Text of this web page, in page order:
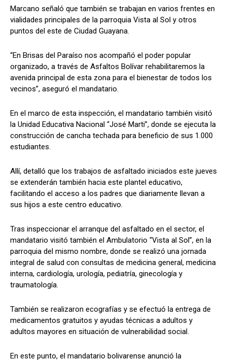
Marcano señaló que también se trabajan en varios frentes en
vialidades principales de la parroquia Vista al Sol y otros
puntos del este de Ciudad Guayana.
“En Brisas del Paraíso nos acompañó el poder popular
organizado, a través de Asfaltos Bolívar rehabilitaremos la
avenida principal de esta zona para el bienestar de todos los
vecinos”, aseguró el mandatario.
En el marco de esta inspección, el mandatario también visitó
la Unidad Educativa Nacional “José Marti”, donde se ejecuta la
construcción de cancha techada para beneficio de sus 1.000
estudiantes.
Allí, detalló que los trabajos de asfaltado iniciados este jueves
se extenderán también hacia este plantel educativo,
facilitando el acceso a los padres que diariamente llevan a
sus hijos a este centro educativo.
Tras inspeccionar el arranque del asfaltado en el sector, el
mandatario visitó también el Ambulatorio “Vista al Sol”, en la
parroquia del mismo nombre, donde se realizó una jornada
integral de salud con consultas de medicina general, medicina
interna, cardiología, urología, pediatría, ginecología y
traumatología.
También se realizaron ecografías y se efectuó la entrega de
medicamentos gratuitos y ayudas técnicas a adultos y
adultos mayores en situación de vulnerabilidad social.
En este punto, el mandatario bolivarense anunció la